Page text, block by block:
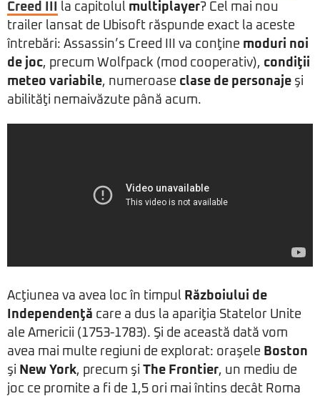
Creed III
la capitolul multiplayer? Cel mai nou
trailer lansat de Ubisoft răspunde exact la aceste
întrebări: Assassin’s Creed III va conţine moduri noi
de joc, precum Wolfpack (mod cooperativ), condiţii
meteo variabile, numeroase clase de personaje şi
abilităţi nemaivăzute până acum.
Acţiunea va avea loc în timpul Războiului de
Independenţă care a dus la apariţia Statelor Unite
ale Americii (1753-1783). Şi de această dată vom
avea mai multe regiuni de explorat: oraşele Boston
şi New York, precum şi The Frontier, un mediu de
joc ce promite a fi de 1,5 ori mai întins decât Roma